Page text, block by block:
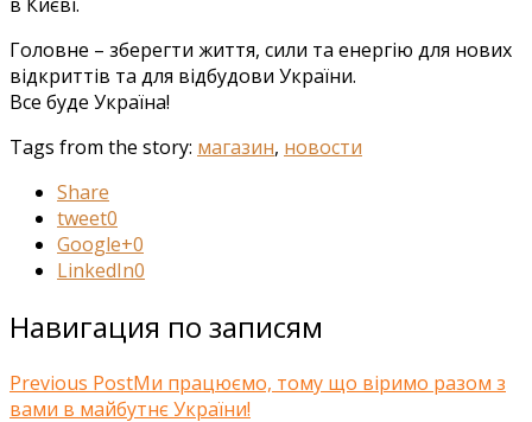
Головне – зберегти життя, сили та енергію для нових
відкриттів та для відбудови України.
Все буде Україна!
Tags from the story: магазин, новости
Share
tweet0
Google+0
LinkedIn0
Навигация по записям
Previous PostМи працюємо, тому що віримо разом з
вами в майбутнє України!